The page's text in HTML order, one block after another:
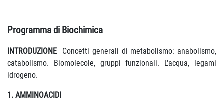
Programma di Biochimica
INTRODUZIONE
Concetti generali di metabolismo: anabolismo,
catabolismo. Biomolecole, gruppi funzionali. L'acqua, legami
idrogeno.
1. AMMINOACIDI